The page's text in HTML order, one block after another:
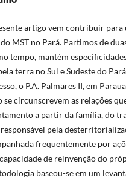
artigo vem contribuir para
MST no Pará. Partimos de
tempo, mantém
terra no Sul e Sudeste do
o P.A. Palmares II, em
se circunscrevem as relações
a partir da família, do
pela
frequentemente por
de reinvenção do
baseou-se em um